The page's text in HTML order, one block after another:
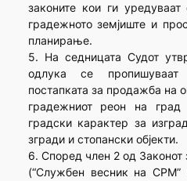
законите кои ги
градежното земјиште и
планирање.
5. На седницата Судот
одлука се
постапката за продажба на
градежниот реон на
градски карактер за
згради и стопански објекти.
6. Според член 2 од Законот
(“Службен весник на